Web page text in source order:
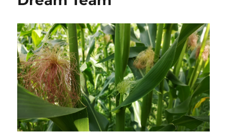
geplant